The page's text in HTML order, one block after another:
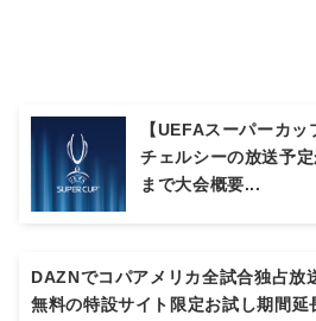
【UEFAスーパーカ
チェルシーの放送予
まで大会概要...
DAZNでコパアメリカ全試合独占放
無料の特設サイト限定お試し期間延